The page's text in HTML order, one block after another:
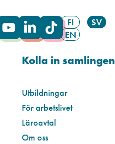
FI
SV
EN
Kolla in samlingen
Utbildningar
För arbetslivet
Läroavtal
Om oss